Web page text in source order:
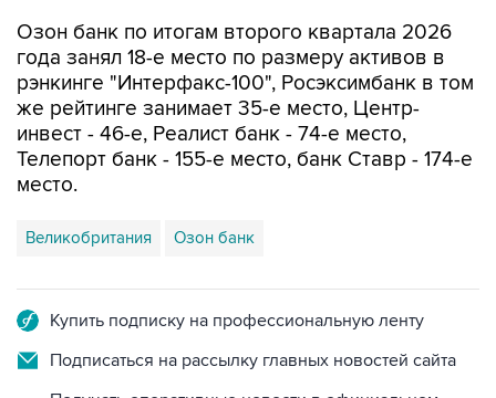
Озон банк по итогам второго квартала 2026
года занял 18-е место по размеру активов в
рэнкинге "Интерфакс-100", Росэксимбанк в том
же рейтинге занимает 35-е место, Центр-
инвест - 46-е, Реалист банк - 74-е место,
Телепорт банк - 155-е место, банк Ставр - 174-е
место.
Великобритания Озон банк
Купить подписку на профессиональную ленту
Подписаться на рассылку главных новостей сайта